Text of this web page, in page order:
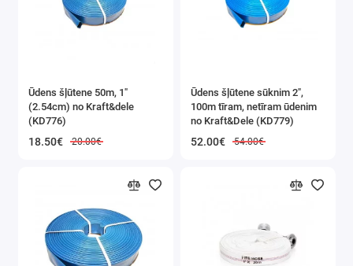
Ūdens šļūtene 50m, 1"
(2.54cm) no Kraft&dele
(KD776)
18.50€ 20.00€
Ūdens šļūtene sūknim 2",
100m tīram, netīram ūdenim
no Kraft&Dele (KD779)
52.00€ 54.00€